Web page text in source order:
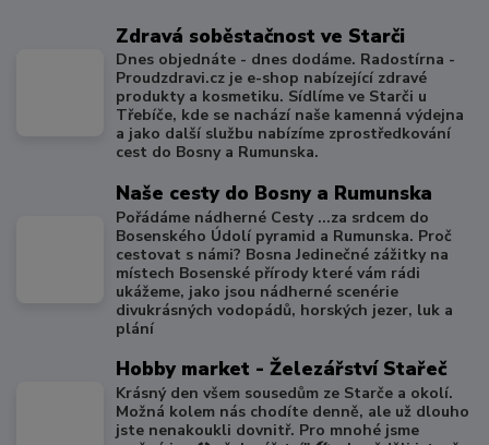
Zdravá soběstačnost ve Starči
Dnes objednáte - dnes dodáme. Radostírna -
Proudzdravi.cz je e-shop nabízející zdravé
produkty a kosmetiku. Sídlíme ve Starči u
Třebíče, kde se nachází naše kamenná výdejna
a jako další službu nabízíme zprostředkování
cest do Bosny a Rumunska.
Naše cesty do Bosny a Rumunska
Pořádáme nádherné Cesty ...za srdcem do
Bosenského Údolí pyramid a Rumunska. Proč
cestovat s námi? Bosna Jedinečné zážitky na
místech Bosenské přírody které vám rádi
ukážeme, jako jsou nádherné scenérie
divukrásných vodopádů, horských jezer, luk a
plání
Hobby market - Železářství Stařeč
Krásný den všem sousedům ze Starče a okolí.
Možná kolem nás chodíte denně, ale už dlouho
jste nenakoukli dovnitř. Pro mnohé jsme